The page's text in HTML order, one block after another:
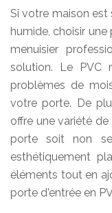
Si votre maison
humide, choisir
menuisier
solution. Le PVC
problèmes de
votre porte. De
offre une variété
porte soit non
esthétiquement
éléments tout en
porte d'entrée en